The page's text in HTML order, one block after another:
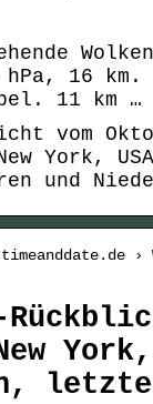
hPa, 16
11 km …
vom
York,
und
›
York,